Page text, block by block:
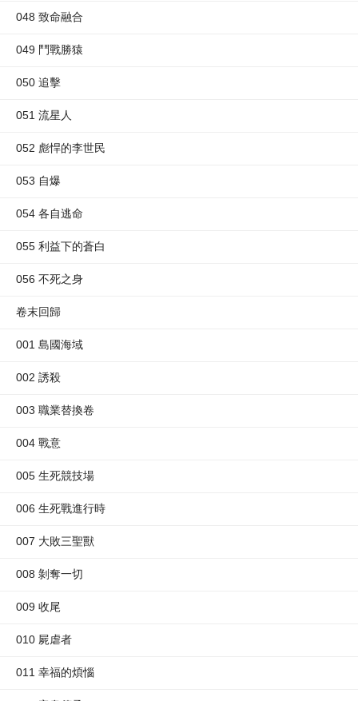
048 致命融合
049 鬥戰勝猿
050 追擊
051 流星人
052 彪悍的李世民
053 自爆
054 各自逃命
055 利益下的蒼白
056 不死之身
卷末回歸
001 島國海域
002 誘殺
003 職業替換卷
004 戰意
005 生死競技場
006 生死戰進行時
007 大敗三聖獸
008 剝奪一切
009 收尾
010 屍虐者
011 幸福的煩惱